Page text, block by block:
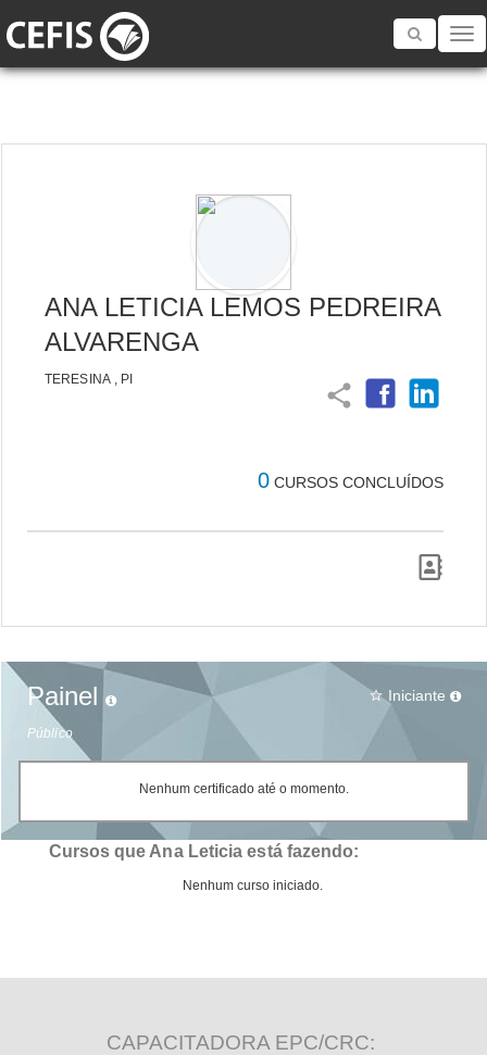
Toggle
ANA LETICIA LEMOS PEDREIRA
ALVARENGA
TERESINA , PI
share
0 CURSOS CONCLUÍDOS
Painel
Público
star_border Iniciante
Nenhum certificado até o momento.
Cursos que Ana Leticia está fazendo:
Nenhum curso iniciado.
CAPACITADORA EPC/CRC: